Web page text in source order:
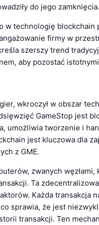
do jego zamknięcia.
w technologię blockchain
firmy w
szerszy trend
aby pozostać
wkroczył w obszar
GameStop jest
umożliwia tworzenie i
jest kluczowa dla
z GME.
zwanych węzłami,
Ta
Każda transakcja
sprawia, że jest
transakcji. Ten